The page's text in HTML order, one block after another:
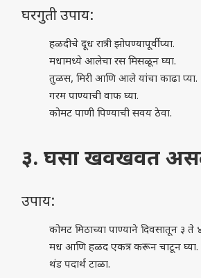
घरगुती उपाय:
हळदीचे दूध रात्री झोपण्यापूर्वी प्या.
मधामध्ये आलेचा रस मिसळून घ्या.
तुळस, मिरी आणि आले यांचा काढा प्या.
गरम पाण्याची वाफ घ्या.
कोमट पाणी पिण्याची सवय ठेवा.
३. घसा खवखवत
उपाय:
कोमट मिठाच्या पाण्याने दिवसातून ३
मध आणि हळद एकत्र करून चाटून घ्या.
थंड पदार्थ टाळा.